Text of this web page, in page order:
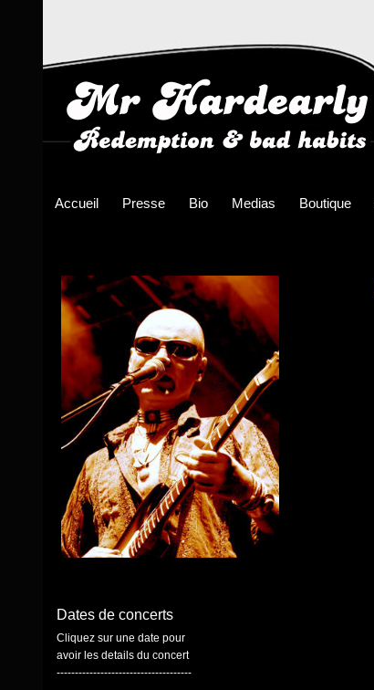
Accueil Presse Bio Medias Boutique
Dates de concerts
Cliquez sur une date pour
avoir les details du concert
-------------------------------------